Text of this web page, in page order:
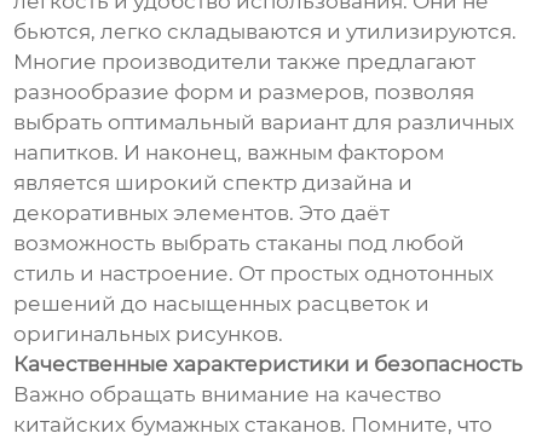
бьются, легко складываются и утилизируются.
Многие производители также предлагают
разнообразие форм и размеров, позволяя
выбрать оптимальный вариант для различных
напитков. И наконец, важным фактором
является широкий спектр дизайна и
декоративных элементов. Это даёт
возможность выбрать стаканы под любой
стиль и настроение. От простых однотонных
решений до насыщенных расцветок и
оригинальных рисунков.
Качественные характеристики и безопасность
Важно обращать внимание на качество
китайских бумажных стаканов. Помните, что